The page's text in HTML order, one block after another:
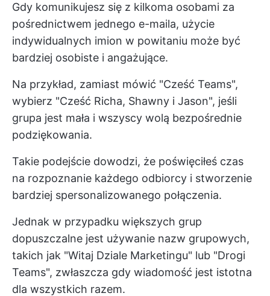
Gdy komunikujesz się z kilkoma osobami za
pośrednictwem jednego e-maila, użycie
indywidualnych imion w powitaniu może być
bardziej osobiste i angażujące.
Na przykład, zamiast mówić "Cześć Teams",
wybierz "Cześć Richa, Shawny i Jason", jeśli
grupa jest mała i wszyscy wolą bezpośrednie
podziękowania.
Takie podejście dowodzi, że poświęciłeś czas
na rozpoznanie każdego odbiorcy i stworzenie
bardziej spersonalizowanego połączenia.
Jednak w przypadku większych grup
dopuszczalne jest używanie nazw grupowych,
takich jak "Witaj Dziale Marketingu" lub "Drogi
Teams", zwłaszcza gdy wiadomość jest istotna
dla wszystkich razem.